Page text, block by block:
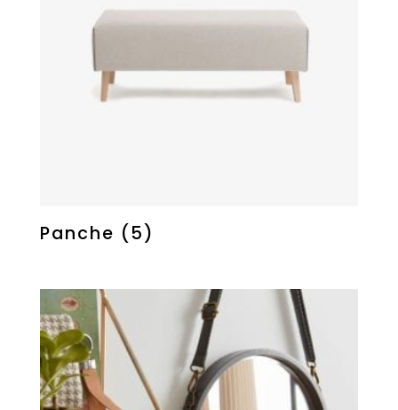
Panche (5)